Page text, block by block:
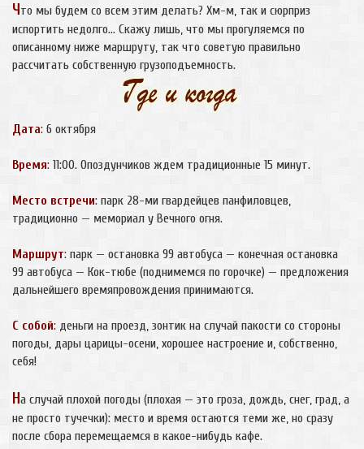
Что мы будем со всем этим делать? Хм-м, так и сюрприз
испортить недолго... Скажу лишь, что мы прогуляемся по
описанному ниже маршруту, так что советую правильно
рассчитать собственную грузоподъемность.
Дата: 6 октября
Время: 11:00. Опоздунчиков ждем традиционные 15 минут.
Место встречи: парк 28-ми гвардейцев панфиловцев,
традиционно — мемориал у Вечного огня.
Маршрут: парк — остановка 99 автобуса — конечная остановка
99 автобуса — Кок-тюбе (поднимемся по горочке) — предложения
дальнейшего времяпровождения принимаются.
С собой: деньги на проезд, зонтик на случай пакости со стороны
погоды, дары царицы-осени, хорошее настроение и, собственно,
себя!
На случай плохой погоды (плохая — это гроза, дождь, снег, град, а
не просто тучечки): место и время остаются теми же, но сразу
после сбора перемещаемся в какое-нибудь кафе.